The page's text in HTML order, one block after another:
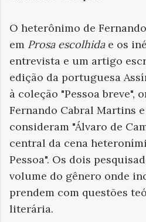
O heterônimo de
em Prosa escolhidae os
entrevista e um artigo
edição da portuguesa
à coleção "Pessoa breve",
Fernando Cabral Martins
consideram "Álvaro de
central da cena
Pessoa". Os dois
volume do gênero onde
prendem com questões
literária.